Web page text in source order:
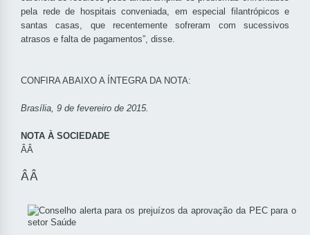
pela rede de hospitais conveniada, em especial filantrópicos e
santas casas, que recentemente sofreram com sucessivos
atrasos e falta de pagamentos”, disse.
CONFIRA ABAIXO A ÍNTEGRA DA NOTA:
Brasília, 9 de fevereiro de 2015.
NOTA À SOCIEDADE
ÂÂ
ÂÂ